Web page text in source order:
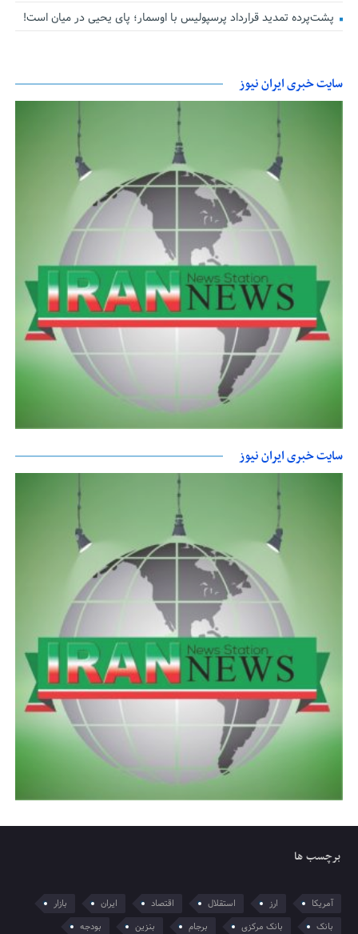
پشت‌پرده تمدید قرارداد پرسپولیس با اوسمار؛ پای یحیی در میان است!
سایت خبری ایران نیوز
سایت خبری ایران نیوز
برچسب ها
آمریکا ارز استقلال اقتصاد ایران
بازار
بانک
بانک مرکزی برجام بنزین بودجه